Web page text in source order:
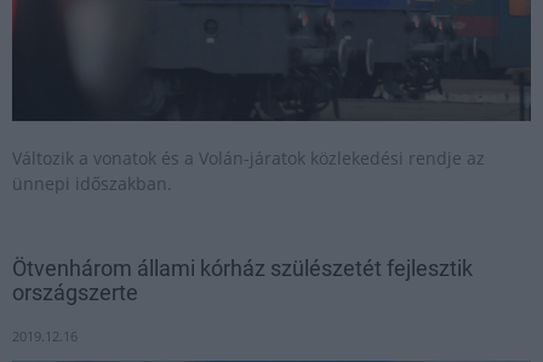
Változik a vonatok és a Volán-járatok közlekedési rendje az
ünnepi időszakban.
Ötvenhárom állami kórház szülészetét fejlesztik
országszerte
2019.12.16